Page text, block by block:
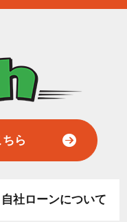
ら
自社ローンについて